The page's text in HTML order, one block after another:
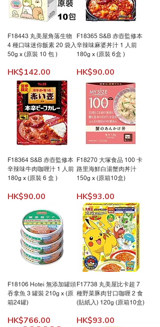
F18443 丸美屋角落生物
4 種口味迷你飯素 20 袋入
50g x (原裝 10 包 )
價格
HK$142.00
F18365 S&B 赤壺監修本
辛辣味麻婆丼汁 1 人前
180g x (原裝 6盒 )
價格
HK$90.00
F18364 S&B 赤壺監修本
辛辣味牛肉咖喱汁 1 人前
180g x (原裝 6 盒 )
價格
HK$90.00
F18270 大塚食品 100 卡
路里海鮮白湯蟹肉丼汁
150g x (原箱10盒)
價格
HK$93.00
F18106 Hotei 無添加罐頭
吞拿魚 3 罐裝 210g x (原
箱24罐)
價格
HK$766.00
F17738 丸美屋比卡超 7
種野菜豚肉甘口咖喱 2 食
(貼紙入) 120g (原箱10盒)
價格
HK$93.00